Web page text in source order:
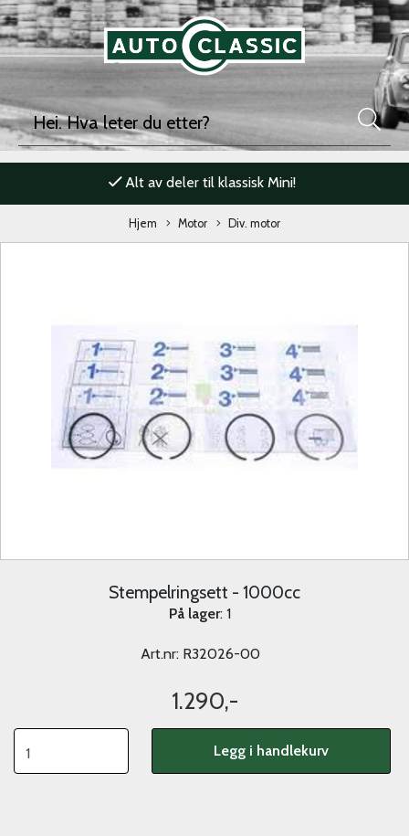
Alt av deler til klassisk Mini!
Hjem Motor Div. motor
Stempelringsett - 1000cc
På lager: 1
Art.nr: R32026-00
1.290,-
Legg i handlekurv